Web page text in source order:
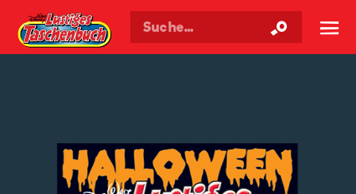
Walt Disneys Taschenbuch ☰